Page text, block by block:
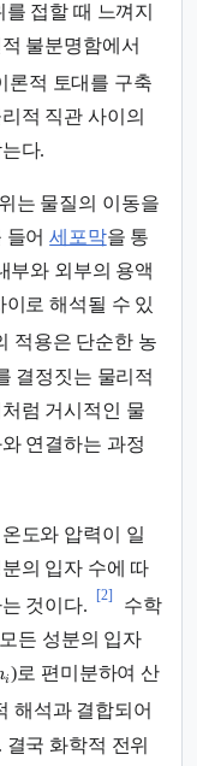
접할 때 느껴지
불분명함에서
론적 토대를 구축
적 직관 사이의
다.
는 물질의 이동을
들어세포막을 통
부와 외부의 용액
로 해석될 수 있
적용은 단순한 농
결정짓는 물리적
럼 거시적인 물
연결하는 과정
도와 압력이 일
의 입자 수에 따
것이다.
[2]
수학
든 성분의 입자
i)로 편미분하여 산
해석과 결합되어
국 화학적 전위